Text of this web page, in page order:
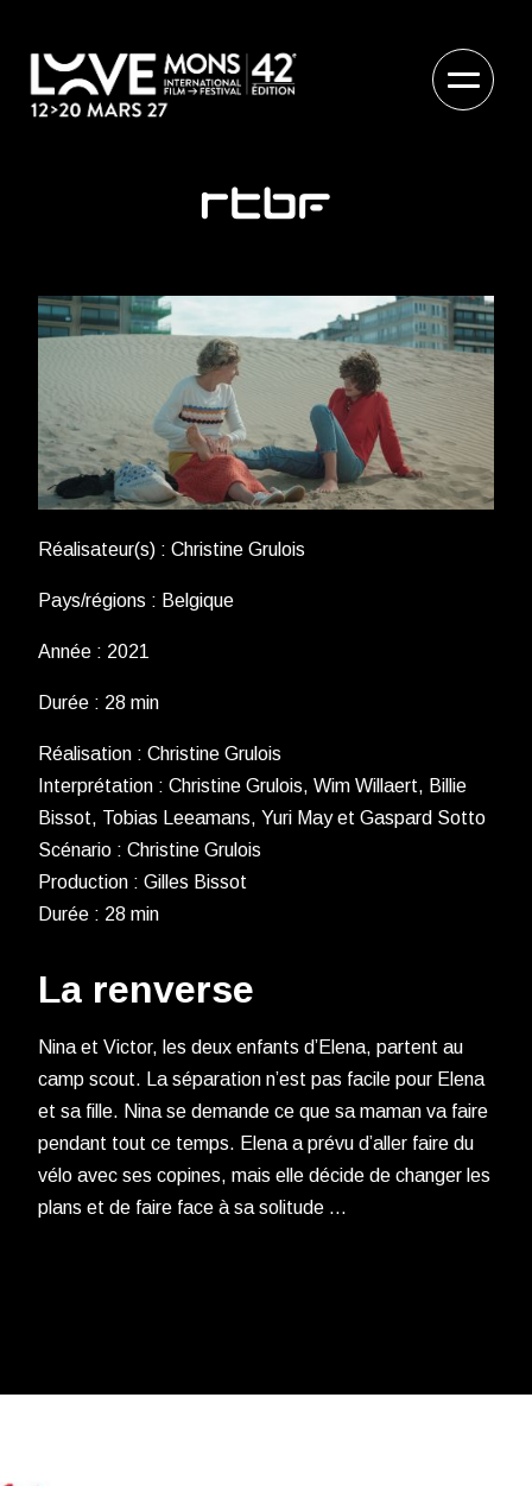
Réalisateur(s) : Christine Grulois
Pays/régions : Belgique
Année : 2021
Durée : 28 min
Réalisation : Christine Grulois
Interprétation : Christine Grulois, Wim Willaert, Billie
Bissot, Tobias Leeamans, Yuri May et Gaspard Sotto
Scénario : Christine Grulois
Production : Gilles Bissot
Durée : 28 min
La renverse
Nina et Victor, les deux enfants d’Elena, partent au
camp scout. La séparation n’est pas facile pour Elena
et sa fille. Nina se demande ce que sa maman va faire
pendant tout ce temps. Elena a prévu d’aller faire du
vélo avec ses copines, mais elle décide de changer les
plans et de faire face à sa solitude …